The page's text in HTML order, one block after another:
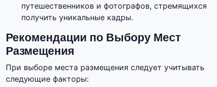
путешественников и фотографов, стремящихся
получить уникальные кадры.
Рекомендации по Выбору Мест
Размещения
При выборе места размещения следует учитывать
следующие факторы: